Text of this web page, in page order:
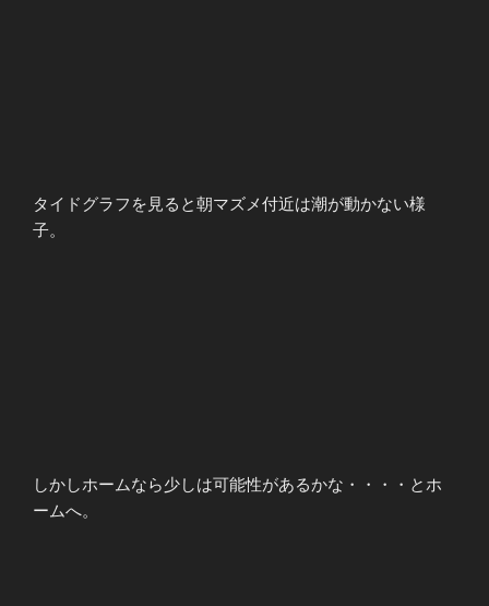
タイドグラフを見ると朝マズメ付近は潮が動かない様
子。
しかしホームなら少しは可能性があるかな・・・・とホ
ームへ。